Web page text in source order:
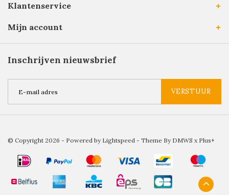
Klantenservice
Mijn account
Inschrijven nieuwsbrief
VERSTUUR
© Copyright 2026 - Powered by Lightspeed - Theme By DMWS x Plus+